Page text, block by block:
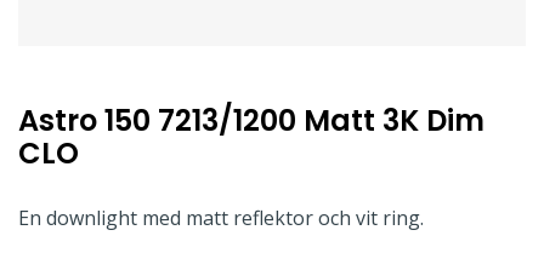
Astro 150 7213/1200 Matt 3K Dim
CLO
En downlight med matt reflektor och vit ring.